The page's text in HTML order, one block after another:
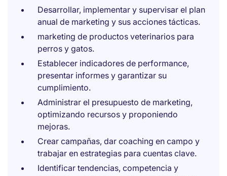
Desarrollar, implementar y supervisar el plan
anual de marketing y sus acciones tácticas.
marketing de productos veterinarios para
perros y gatos.
Establecer indicadores de performance,
presentar informes y garantizar su
cumplimiento.
Administrar el presupuesto de marketing,
optimizando recursos y proponiendo
mejoras.
Crear campañas, dar coaching en campo y
trabajar en estrategias para cuentas clave.
Identificar tendencias, competencia y